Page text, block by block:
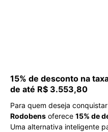
15% de desconto na
de até R$ 3.553,80
Para quem deseja
Rodobens oferece 15% de
Uma alternativa inteligente